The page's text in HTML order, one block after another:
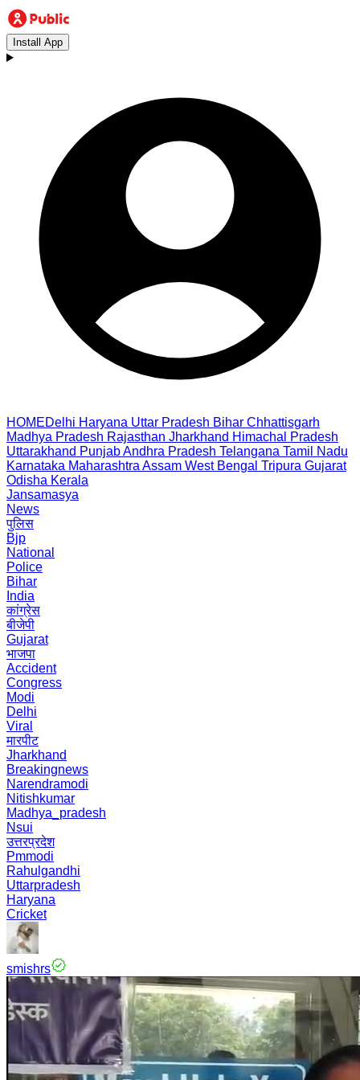
Install App
HOMEDelhi Haryana Uttar Pradesh Bihar Chhattisgarh
Madhya Pradesh Rajasthan Jharkhand Himachal Pradesh
Uttarakhand PunjabAndhra Pradesh Telangana Tamil Nadu
Karnataka Maharashtra Assam West Bengal Tripura Gujarat
Odisha Kerala
Jansamasya
News
पुलिस
Bjp
National
Police
Bihar
India
कांग्रेस
बीजेपी
Gujarat
भाजपा
Accident
Congress
Modi
Delhi
Viral
मारपीट
Jharkhand
Breakingnews
Narendramodi
Nitishkumar
Madhya_pradesh
Nsui
उत्तरप्रदेश
Pmmodi
Rahulgandhi
Uttarpradesh
Haryana
Cricket
smishrs